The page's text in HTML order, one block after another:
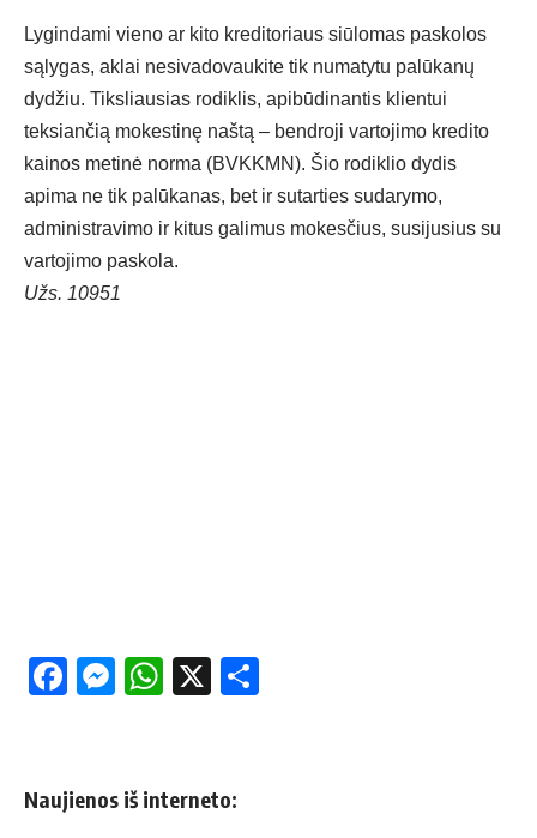
Lygindami vieno ar kito kreditoriaus siūlomas paskolos
sąlygas, aklai nesivadovaukite tik numatytu palūkanų
dydžiu. Tiksliausias rodiklis, apibūdinantis klientui
teksiančią mokestinę naštą – bendroji vartojimo kredito
kainos metinė norma (BVKKMN). Šio rodiklio dydis
apima ne tik palūkanas, bet ir sutarties sudarymo,
administravimo ir kitus galimus mokesčius, susijusius su
vartojimo paskola.
Užs. 10951
Facebook
Messenger
WhatsApp
X
Naujienos iš interneto: